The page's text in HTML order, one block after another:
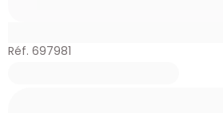
Réf. 697981